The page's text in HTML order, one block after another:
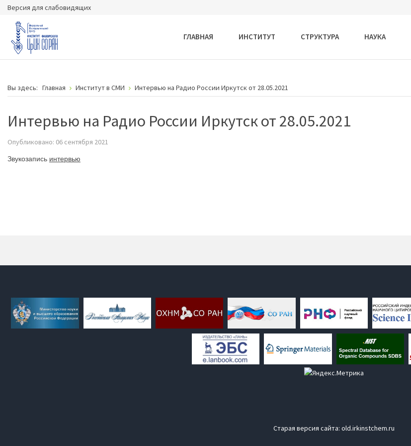
Версия для слабовидящих
ГЛАВНАЯ ИНСТИТУТ СТРУКТУРА НАУКА
Вы здесь: Главная Институт в СМИ Интервью на Радио России Иркутск от 28.05.2021
Интервью на Радио России Иркутск от 28.05.2021
Опубликовано: 06 сентября 2021
Звукозапись интервью
Старая версия сайта: old.irkinstchem.ru